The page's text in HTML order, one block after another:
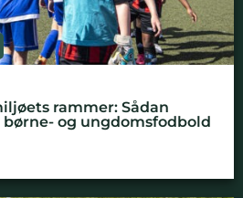
rammer: Sådan
og ungdomsfodbold